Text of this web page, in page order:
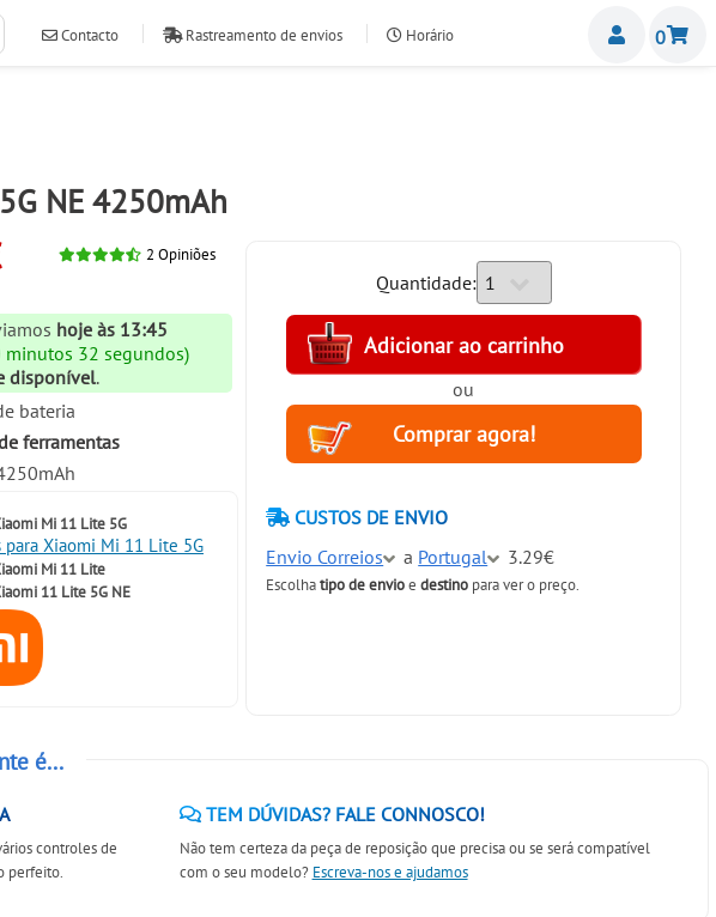
Contacto Rastreamento de envios Horário 0
NE 4250mAh
2 Opiniões
hoje às 13:45
31 segundos)
disponível.
bateria
ferramentas
Mi 11 Lite 5G
para Xiaomi Mi 11 Lite 5G
Mi 11 Lite
11 Lite 5G NE
Quantidade:
ou
CUSTOS DE ENVIO
Envio Correios
a Portugal 3.29€
Escolhatipo de envioedestino para ver o preço.
é...
controles de
perfeito.
TEM DÚVIDAS? FALE CONNOSCO!
Não tem certeza da peça de reposição que precisa ou se será compatível
com o seu modelo? Escreva-nos e ajudamos